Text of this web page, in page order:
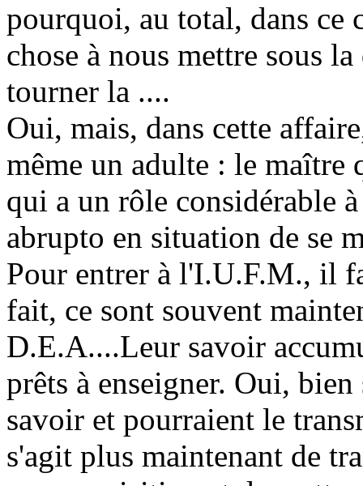
pourquoi, au total, dans ce
chose à nous mettre sous
tourner la ....
Oui, mais, dans cette
même un adulte : le maître
qui a un rôle considérable
abrupto en situation de se
Pour entrer à l'I.U.F.M., il
fait, ce sont souvent
D.E.A....Leur savoir
prêts à enseigner. Oui,
savoir et pourraient le
s'agit plus maintenant de